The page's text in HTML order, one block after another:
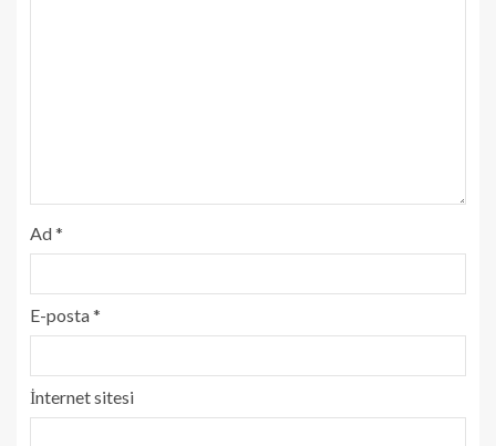
Ad*
E-posta*
İnternet sitesi